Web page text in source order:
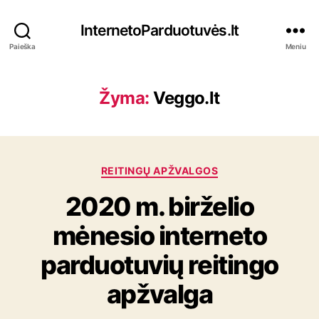
Paieška
InternetoParduotuvės.lt
Meniu
Žyma: Veggo.lt
K
e
g
o
r
i
j
REITINGŲ APŽVALGOS
2020 m. birželio
mėnesio interneto
parduotuvių reitingo
apžvalga